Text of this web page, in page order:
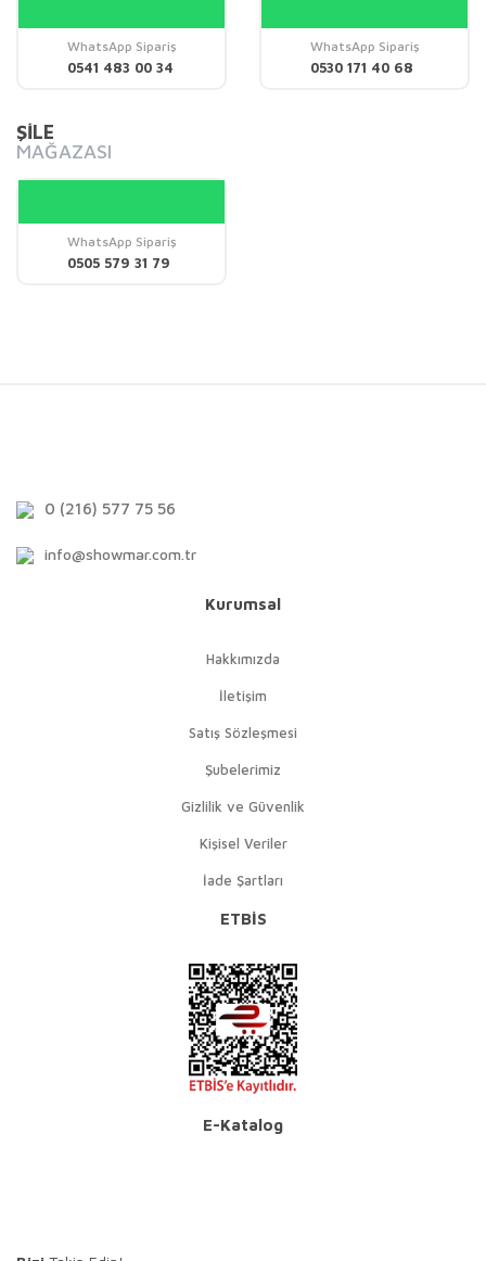
WhatsApp Sipariş
0541 483 00 34
WhatsApp Sipariş
0530 171 40 68
ŞİLE
MAĞAZASI
WhatsApp Sipariş
0505 579 31 79
0 (216) 577 75 56
info@showmar.com.tr
Kurumsal
Hakkımızda
İletişim
Satış Sözleşmesi
Şubelerimiz
Gizlilik ve Güvenlik
Kişisel Veriler
İade Şartları
ETBİS
E-Katalog